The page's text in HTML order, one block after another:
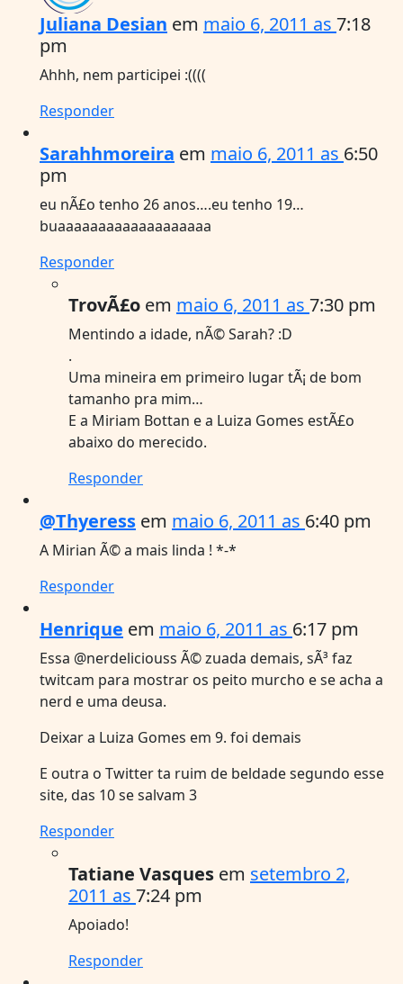
Juliana Desian em maio 6, 2011 as 7:18
pm
Ahhh, nem participei :((((
Responder
Sarahhmoreira em maio 6, 2011 as 6:50
pm
eu nÃ£o tenho 26 anos….eu tenho 19…
buaaaaaaaaaaaaaaaaaaa
Responder
TrovÃ£o em maio 6, 2011 as 7:30 pm
Mentindo a idade, nÃ© Sarah? :D
.
Uma mineira em primeiro lugar tÃ¡ de bom
tamanho pra mim…
E a Miriam Bottan e a Luiza Gomes estÃ£o
abaixo do merecido.
Responder
@Thyeress em maio 6, 2011 as 6:40 pm
A Mirian Ã© a mais linda ! *-*
Responder
Henrique em maio 6, 2011 as 6:17 pm
Essa @nerdeliciouss Ã© zuada demais, sÃ³ faz
twitcam para mostrar os peito murcho e se acha a
nerd e uma deusa.
Deixar a Luiza Gomes em 9. foi demais
E outra o Twitter ta ruim de beldade segundo esse
site, das 10 se salvam 3
Responder
Tatiane Vasques em setembro 2,
2011 as 7:24 pm
Apoiado!
Responder